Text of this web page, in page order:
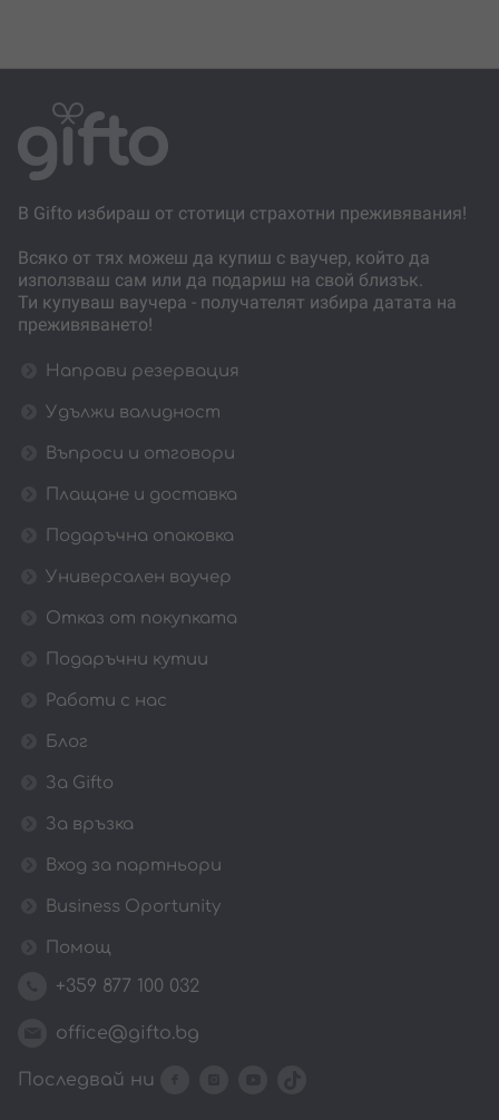
В Gifto избираш от стотици страхотни преживявания!
Всяко от тях можеш да купиш с ваучер, който да
използваш сам или да подариш на свой близък.
Ти купуваш ваучера - получателят избира датата на
преживяването!
Направи резервация
Удължи валидност
Въпроси и отговори
Плащане и доставка
Подаръчна опаковка
Универсален ваучер
Отказ от покупката
Подаръчни кутии
Работи с нас
Блог
За Gifto
За връзка
Вход за партньори
Business Oportunity
Помощ
+359 877 100 032
office@gifto.bg
Последвай ни